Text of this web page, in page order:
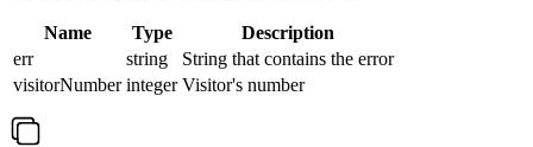
Name Type
Description
err
string
String that contains the error
visitorNumber integer Visitor's number